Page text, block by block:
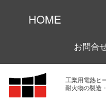
HOME
お問合
工業用電熱ヒ
耐火物の製造